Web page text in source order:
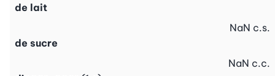
de lait
de sucre
NaN c.s.
NaN c.c.